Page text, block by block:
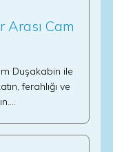
Arası Cam
Duşakabin ile
ferahlığı ve